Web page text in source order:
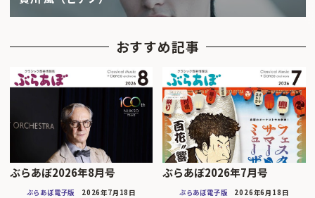
おすすめ記事
ぶらあぼ2026年8月号
ぶらあぼ電子版 2026年7月18日
ぶらあぼ2026年7月号
ぶらあぼ電子版 2026年6月18日